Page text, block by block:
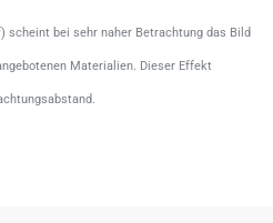
bei sehr naher Betrachtung das Bild
Materialien. Dieser Effekt